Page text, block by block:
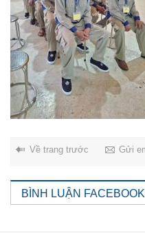
Về trang trước Gửi
BÌNH LUẬN FACEBOOK